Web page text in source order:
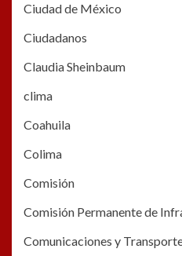
Ciudad de México
Ciudadanos
Claudia Sheinbaum
clima
Coahuila
Colima
Comisión
Comisión Permanente de
Comunicaciones y